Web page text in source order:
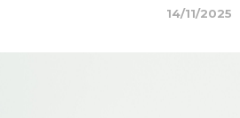
14/11/2025